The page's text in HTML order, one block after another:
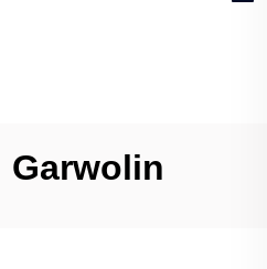
Garwolin